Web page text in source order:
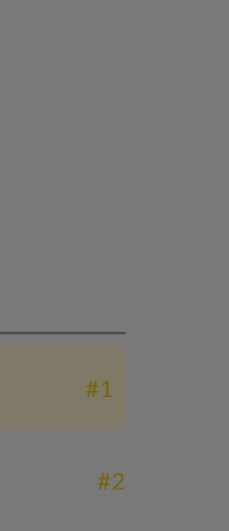
#1
#2